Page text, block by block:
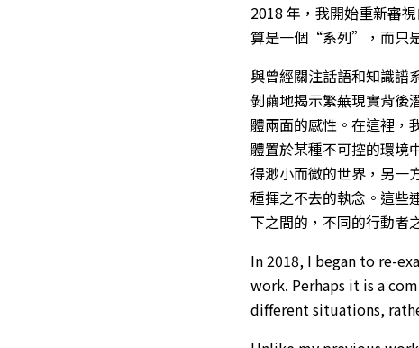
2018 年，我開始重新審
算是一個“系列”，而只
與曾經關注話語和知識譜
剝繭地揭示繁蕪現實背後
體兩面的感性。在這裡，
體置於某種不可控的環境
得渺小而微的世界，另一
種揮之不去的執念。這些
下之間的，不同的行動者
In 2018, I began to re-
work. Perhaps it is a
different situations,